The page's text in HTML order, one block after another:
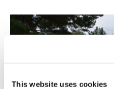
This website uses cookies